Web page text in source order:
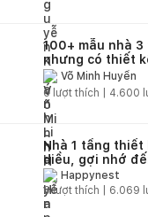
100+ mẫu nhà
nhưng có thiết
đang tận hưởng
lành ở quê
Võ Minh Huyền
6 lượt thích | 4.600
Nhà 1 tầng thiết
diều, gợi nhớ
đẹp của gia chủ
Happynest
6lượt thích | 6.069